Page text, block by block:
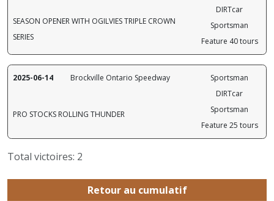
DIRTcar
Sportsman
Feature 40 tours
SEASON OPENER WITH OGILVIES TRIPLE CROWN
SERIES
2025-06-14 Brockville Ontario Speedway
Sportsman
DIRTcar
Sportsman
Feature 25 tours
PRO STOCKS ROLLING THUNDER
Total victoires: 2
Retour au cumulatif